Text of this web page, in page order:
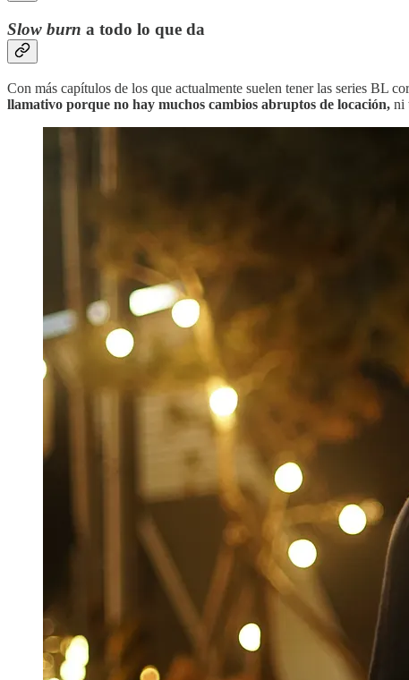
Slow burn a todo lo que da
Con más capítulos de los que actualmente suelen tener las series BL
llamativo porque no hay muchos cambios abruptos de locación, ni